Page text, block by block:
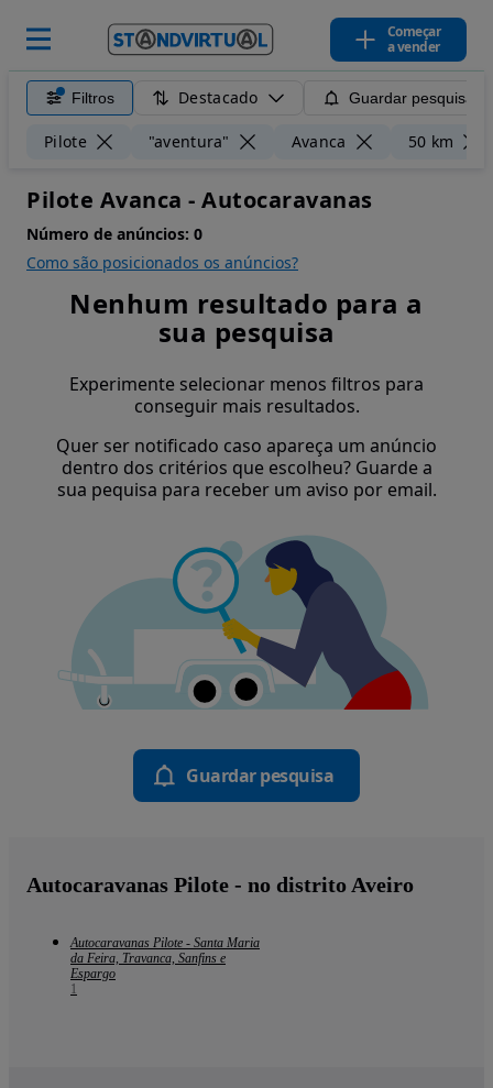
Começar
a vender
Filtros Destacado Guardar pesquisa
Pilote "aventura" Avanca 50 km
Pilote Avanca - Autocaravanas
Número de anúncios: 0
Como são posicionados os anúncios?
Nenhum resultado para a
sua pesquisa
Experimente selecionar menos filtros para
conseguir mais resultados.
Quer ser notificado caso apareça um anúncio
dentro dos critérios que escolheu? Guarde a
sua pequisa para receber um aviso por email.
Guardar pesquisa
Autocaravanas Pilote - no distrito Aveiro
Autocaravanas Pilote - Santa Maria
da Feira, Travanca, Sanfins e
Espargo
1